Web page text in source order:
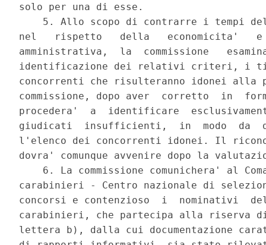
solo per una di esse.
5. Allo scopo di contrarre i tempi
nel   rispetto   della   economicita'
amministrativa,  la  commissione
identificazione dei relativi criteri, i
concorrenti che risulteranno idonei
commissione, dopo aver  corretto  in
procedera'  a  identificare
giudicati  insufficienti,  in  modo  da
l'elenco dei concorrenti idonei. Il
dovra' comunque avvenire dopo la
6. La commissione comunichera' al
carabinieri - Centro nazionale di
concorsi e contenzioso  i  nominativi
carabinieri, che partecipa alla riserva
lettera b), dalla cui documentazione